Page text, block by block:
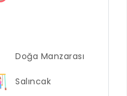
Doğa Manzarası
Salıncak